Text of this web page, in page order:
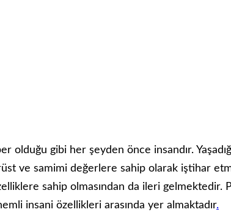
olduğu gibi her şeyden önce insandır.
ve samimi değerlere sahip olarak iştihar
sahip olmasından da ileri gelmektedir.
insani özellikleri arasında yer almaktadır.